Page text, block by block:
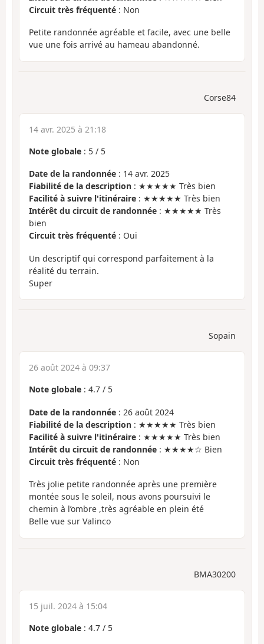
Circuit très fréquenté : Non
Petite randonnée agréable et facile, avec une belle
vue une fois arrivé au hameau abandonné.
Corse84
14 avr. 2025 à 21:18
Note globale : 5 / 5
Date de la randonnée : 14 avr. 2025
Fiabilité de la description : ★★★★★ Très bien
Facilité à suivre l'itinéraire : ★★★★★ Très bien
Intérêt du circuit de randonnée : ★★★★★ Très
bien
Circuit très fréquenté : Oui
Un descriptif qui correspond parfaitement à la
réalité du terrain.
Super
Sopain
26 août 2024 à 09:37
Note globale : 4.7 / 5
Date de la randonnée : 26 août 2024
Fiabilité de la description : ★★★★★ Très bien
Facilité à suivre l'itinéraire : ★★★★★ Très bien
Intérêt du circuit de randonnée : ★★★★☆ Bien
Circuit très fréquenté : Non
Très jolie petite randonnée après une première
montée sous le soleil, nous avons poursuivi le
chemin à l’ombre ,très agréable en plein été
Belle vue sur Valinco
BMA30200
15 juil. 2024 à 15:04
Note globale : 4.7 / 5